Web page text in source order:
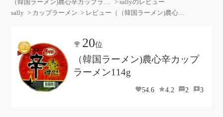
sallyのレビュー
sally
カップラーメン
20位
（韓国ラーメン)農心辛カップ
ラーメン114g
54.6 4.2 2 3